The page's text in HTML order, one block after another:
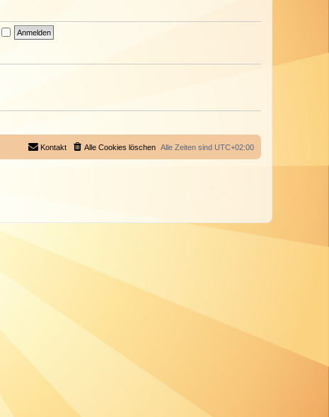
Alle Zeiten sind UTC+02:00
Alle Cookies löschen
Kontakt